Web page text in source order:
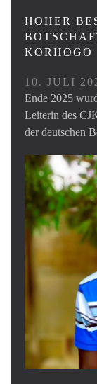
HOHER
KORHOGO
10. JULI
Ende 2025
Leiterin des
der deutschen